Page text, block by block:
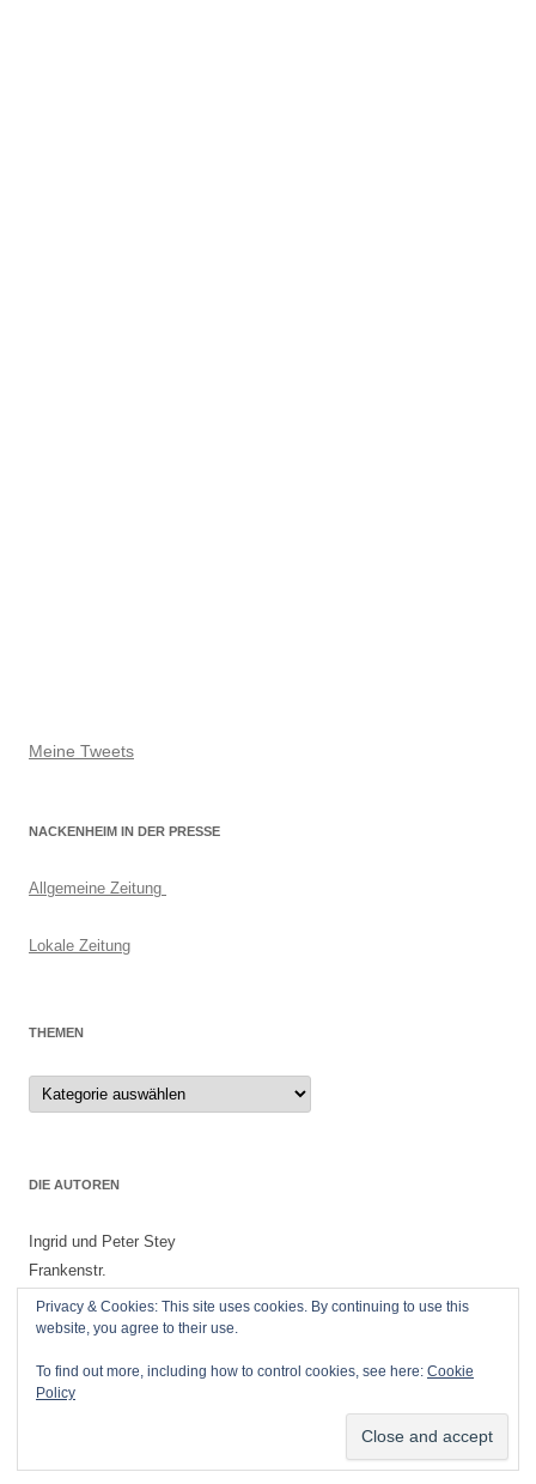
Meine Tweets
NACKENHEIM IN DER PRESSE
Allgemeine Zeitung
Lokale Zeitung
THEMEN
Themen
DIE AUTOREN
Ingrid und Peter Stey
Frankenstr.
55299 Nackenheim
Stolz präsentiert von WordPress
Privacy & Cookies: This site uses cookies. By continuing to use this
website, you agree to their use.
To find out more, including how to control cookies, see here: Cookie
Policy